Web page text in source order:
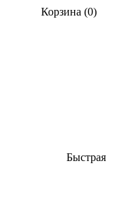
Корзина (0)
Быстрая